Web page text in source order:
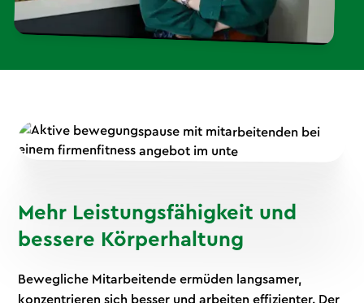
Mehr Leistungsfähigkeit und
bessere Körperhaltung
Bewegliche Mitarbeitende ermüden langsamer,
konzentrieren sich besser und arbeiten effizienter. Der